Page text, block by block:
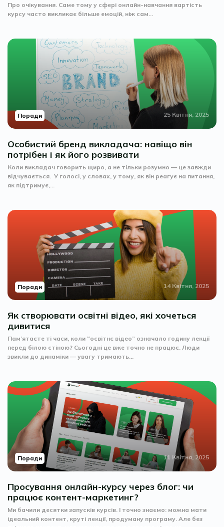
Про очікування. Саме тому у сфері онлайн-навчання вартість
курсу часто викликає більше емоцій, ніж сам...
Поради 25 Квітня, 2025
Особистий бренд викладача: навіщо він
потрібен і як його розвивати
Коли викладач говорить щиро, а не тільки розумно — це завжди
відчувається. У голосі, у словах, у тому, як він реагує на питання,
як підтримує,...
Поради 14 Квітня, 2025
Як створювати освітні відео, які хочеться
дивитися
Пам’ятаєте ті часи, коли “освітнє відео” означало годину лекції
перед білою стіною? Сьогодні це вже точно не працює. Люди
звикли до динаміки — увагу тримають...
Поради 11 Квітня, 2025
Просування онлайн-курсу через блог: чи
працює контент-маркетинг?
Ми бачили десятки запусків курсів. І точно знаємо: можна мати
ідеальний контент, круті лекції, продуману програму. Але без